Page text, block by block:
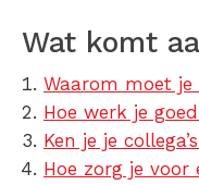
Wat komt
Waarom moet je
Hoe werk je
Ken je je
Hoe zorg je voor